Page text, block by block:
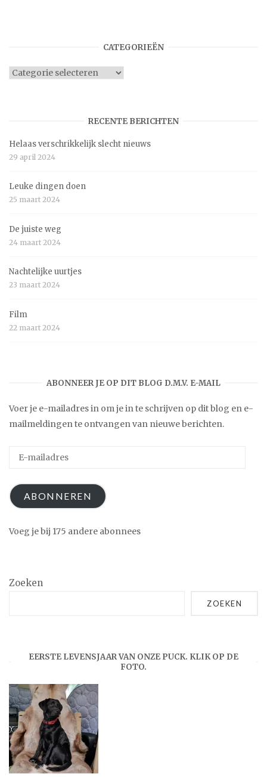
CATEGORIEËN
Categorieën
RECENTE BERICHTEN
Helaas verschrikkelijk slecht nieuws
29 april 2024
Leuke dingen doen
25 maart 2024
De juiste weg
24 maart 2024
Nachtelijke uurtjes
23 maart 2024
Film
22 maart 2024
ABONNEER JE OP DIT BLOG D.M.V. E-MAIL
Voer je e-mailadres in om je in te schrijven op dit blog en e-
mailmeldingen te ontvangen van nieuwe berichten.
ABONNEREN
Voeg je bij 175 andere abonnees
Zoeken
ZOEKEN
EERSTE LEVENSJAAR VAN ONZE PUCK. KLIK OP DE
FOTO.